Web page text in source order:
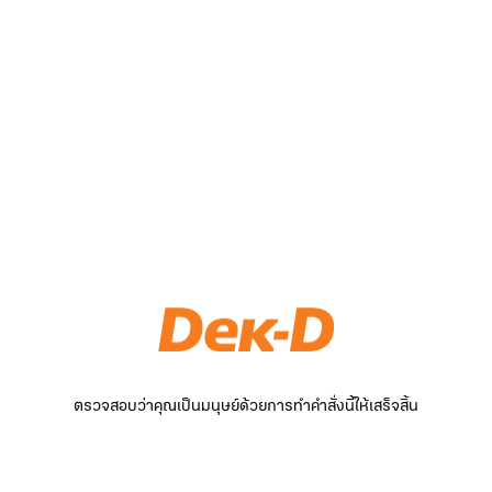
ตรวจสอบว่าคุณเป็นมนุษย์ด้วยการทำคำสั่งนี้ให้เสร็จสิ้น